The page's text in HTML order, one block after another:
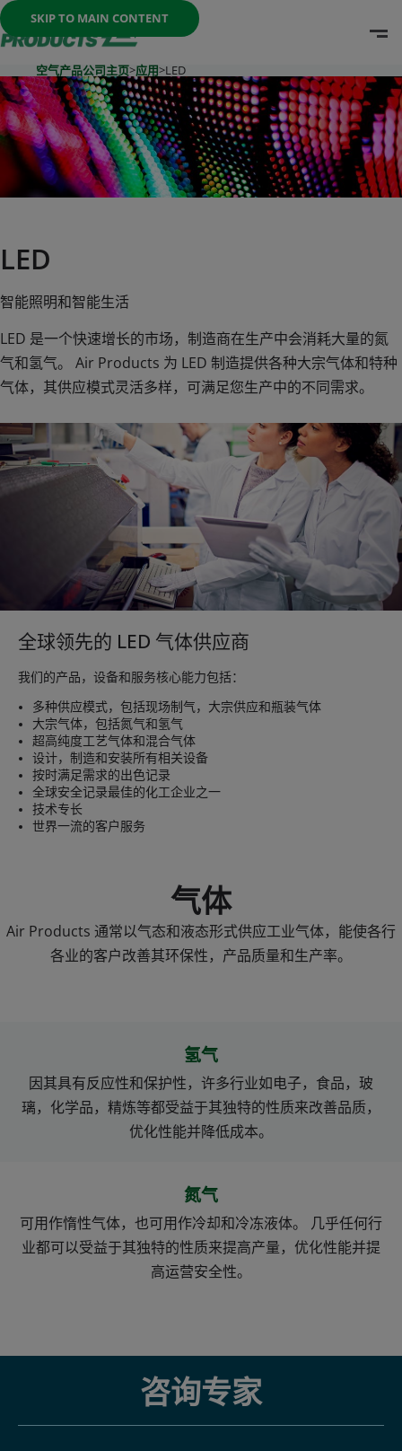
SKIP TO MAIN CONTENT
Once the menu is open you can move between options
空气产品公司主页>应用>LED
LED
智能照明和智能生活
LED 是一个快速增长的市场，制造商在生产中会消耗大量的氮
气和氢气。 Air Products 为 LED 制造提供各种大宗气体和特种
气体，其供应模式灵活多样，可满足您生产中的不同需求。
全球领先的 LED 气体供应商
我们的产品，设备和服务核心能力包括：
多种供应模式，包括现场制气，大宗供应和瓶装气体
大宗气体，包括氮气和氢气
超高纯度工艺气体和混合气体
设计，制造和安装所有相关设备
按时满足需求的出色记录
全球安全记录最佳的化工企业之一
技术专长
世界一流的客户服务
气体
Air Products 通常以气态和液态形式供应工业气体，能使各行
各业的客户改善其环保性，产品质量和生产率。
氢气
因其具有反应性和保护性，许多行业如电子，食品，玻
璃，化学品，精炼等都受益于其独特的性质来改善品质，
优化性能并降低成本。
氮气
可用作惰性气体，也可用作冷却和冷冻液体。 几乎任何行
业都可以受益于其独特的性质来提高产量，优化性能并提
高运营安全性。
咨询专家